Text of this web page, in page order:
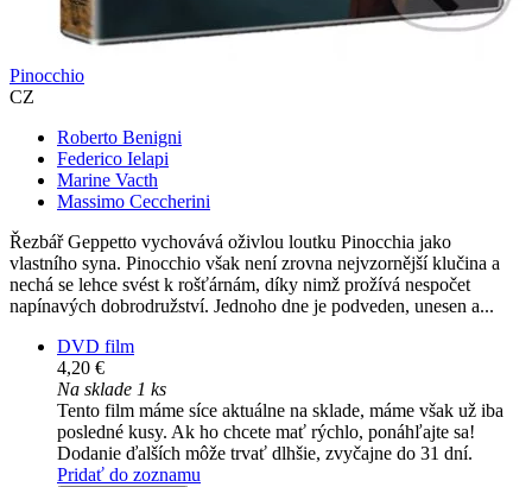
Pinocchio
CZ
Roberto Benigni
Federico Ielapi
Marine Vacth
Massimo Ceccherini
Řezbář Geppetto vychovává oživlou loutku Pinocchia jako
vlastního syna. Pinocchio však není zrovna nejvzornější klučina a
nechá se lehce svést k rošťárnám, díky nimž prožívá nespočet
napínavých dobrodružství. Jednoho dne je podveden, unesen a...
DVD film
4,20 €
Na sklade 1 ks
Tento film máme síce aktuálne na sklade, máme však už iba
posledné kusy. Ak ho chcete mať rýchlo, ponáhľajte sa!
Dodanie ďalších môže trvať dlhšie, zvyčajne do 31 dní.
Pridať do zoznamu